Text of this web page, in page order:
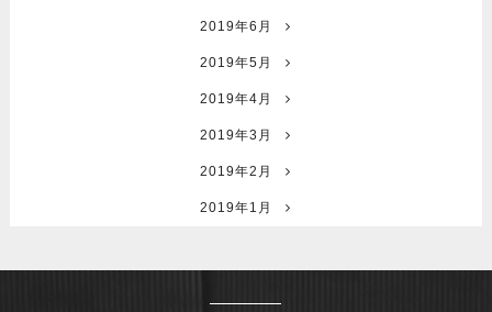
2019年6月
2019年5月
2019年4月
2019年3月
2019年2月
2019年1月